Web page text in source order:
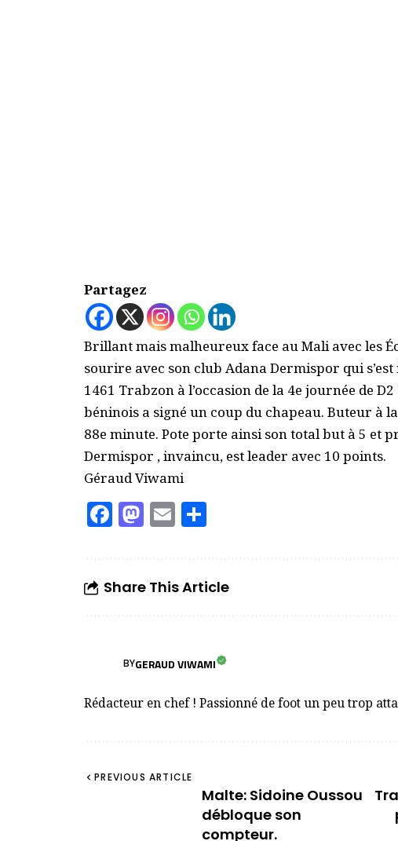
Partagez
Brillant mais malheureux face au Mali avec les
sourire avec son club Adana Dermispor qui
1461 Trabzon à l’occasion de la 4e journée de
béninois a signé un coup du chapeau. Buteur à
88e minute. Pote porte ainsi son total but à 5 et
Dermispor , invaincu, est leader avec 10 points.
Géraud Viwami
Facebook
Mastodon
Email
Share This Article
BYGERAUD VIWAMI
Rédacteur en chef ! Passionné de foot un peu trop
PREVIOUS ARTICLE
Malte: Sidoine Oussou
débloque son
compteur.